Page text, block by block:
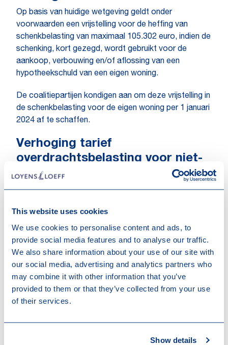
This website uses cookies
We use cookies to personalise content and ads, to
provide social media features and to analyse our traffic.
We also share information about your use of our site with
our social media, advertising and analytics partners who
may combine it with other information that you’ve
provided to them or that they’ve collected from your use
of their services.
Show details
Op basis van huidige wetgeving geldt onder
voorwaarden een vrijstelling voor de heffing van
schenkbelasting van maximaal 105.302 euro, indien de
schenking, kort gezegd, wordt gebruikt voor de
aankoop, verbouwing en/of aflossing van een
hypotheekschuld van een eigen woning.
De coalitiepartijen kondigen aan om deze vrijstelling in
de schenkbelasting voor de eigen woning per 1 januari
2024 af te schaffen.
Verhoging tarief
overdrachtsbelasting voor niet-
woningen
Het coalitieakkoord bevat plannen om het tarief in de
woningen en (ii) woningen die de verkrijger niet zelf
gaat bewonen per 2023 te verhogen van 8% naar
9%. Met deze maatregel willen de coalitiepartijen
ruimte op de woningmarkt creëren voor niet-
beleggers.
Afschaffing verhuurderheffing
Woningcorporaties en particulieren die meer dan 50
huurtoeslaggrens (752,33 euro in 2021), betalen